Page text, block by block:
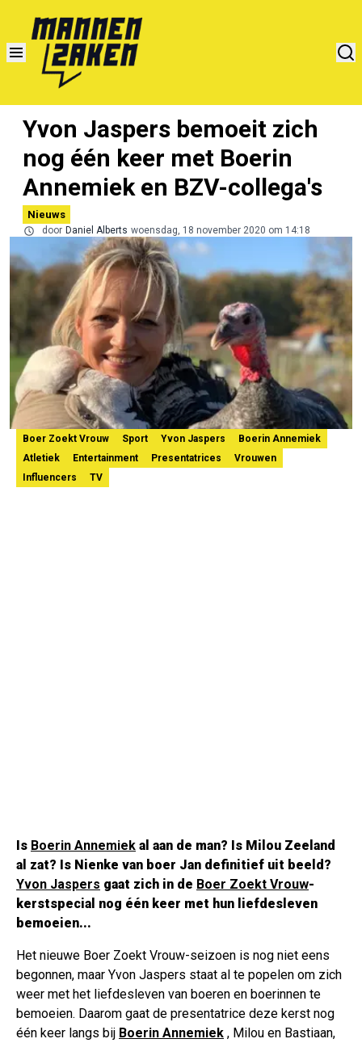
Yvon Jaspers bemoeit zich
nog één keer met Boerin
Annemiek en BZV-collega's
Nieuws
door Daniel Alberts woensdag, 18 november 2020 om 14:18
Boer Zoekt Vrouw Sport Yvon Jaspers
Boerin Annemiek
Atletiek
Entertainment Presentatrices
Vrouwen
Influencers
TV
Is Boerin Annemiek al aan de man? Is Milou Zeeland
al zat? Is Nienke van boer Jan definitief uit beeld?
Yvon Jaspers gaat zich in de Boer Zoekt Vrouw-
kerstspecial nog één keer met hun liefdesleven
bemoeien...
Het nieuwe Boer Zoekt Vrouw-seizoen is nog niet eens
begonnen, maar Yvon Jaspers staat al te popelen om zich
weer met het liefdesleven van boeren en boerinnen te
bemoeien. Daarom gaat de presentatrice deze kerst nog
één keer langs bij Boerin Annemiek , Milou en Bastiaan,